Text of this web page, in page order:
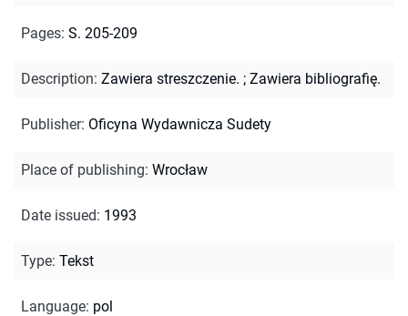
Pages: S. 205-209
Description: Zawiera streszczenie. ; Zawiera bibliografię.
Publisher: Oficyna Wydawnicza Sudety
Place of publishing: Wrocław
Date issued: 1993
Type: Tekst
Language: pol